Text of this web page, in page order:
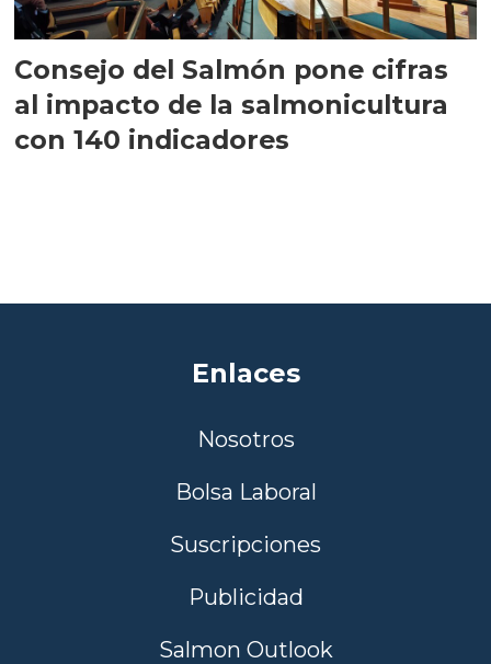
Consejo del Salmón pone cifras
al impacto de la salmonicultura
con 140 indicadores
Enlaces
Nosotros
Bolsa Laboral
Suscripciones
Publicidad
Salmon Outlook